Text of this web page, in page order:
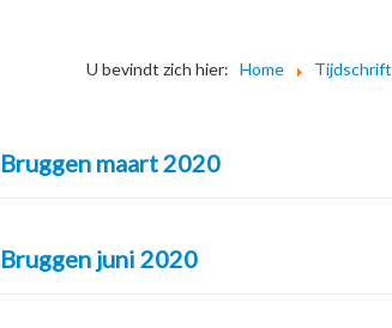
U bevindt zich hier: Home Tijdschrift
Bruggen maart 2020
Bruggen juni 2020